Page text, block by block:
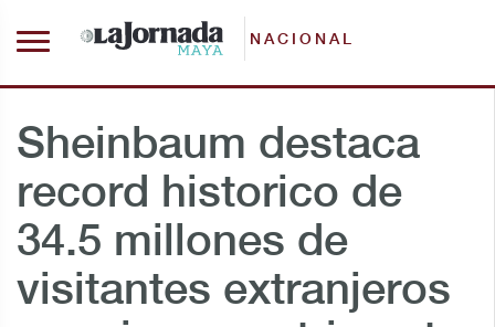
NACIONAL
Sheinbaum destaca
record historico de
34.5 millones de
visitantes extranjeros